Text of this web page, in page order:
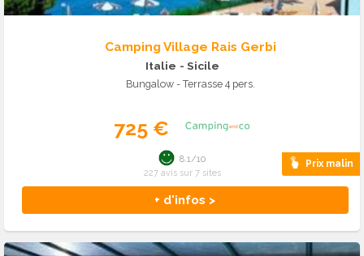
Camping Village Rais Gerbi
Italie - Sicile
Bungalow - Terrasse 4 pers.
725 €
Prix malin
+ d'infos >
8.1/10
227 avis sur 7 sites